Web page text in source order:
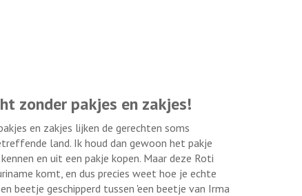
zonder pakjes en zakjes!
en zakjes lijken de gerechten soms
land. Ik houd dan gewoon het pakje
en uit een pakje kopen. Maar deze Roti
komt, en dus precies weet hoe je echte
beetje geschipperd tussen 'een beetje van Irma